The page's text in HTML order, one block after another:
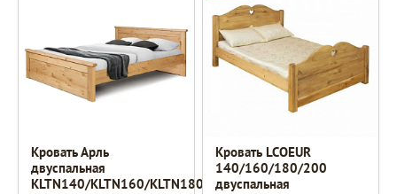
Кровать Арль
двуспальная
KLTN140/KLTN160/KLTN180
Кровать LCOEUR
140/160/180/200
двуспальная